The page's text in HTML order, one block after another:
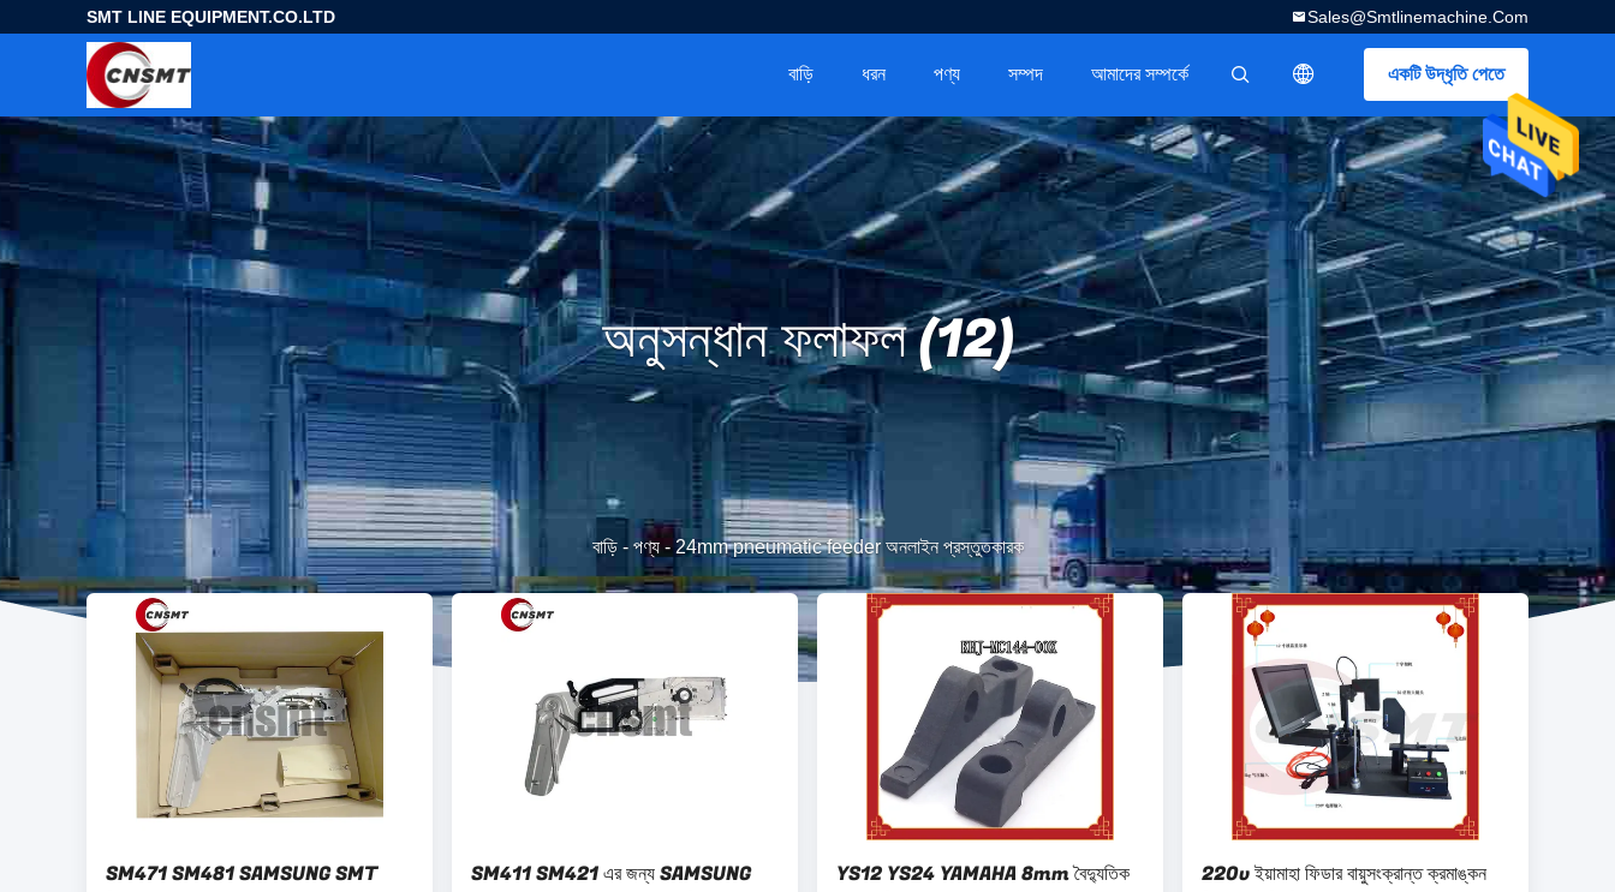
SMT LINE EQUIPMENT.CO.LTD Sales@smtlinemachine.com
একটি উদ্ধৃতি পেতে
描述
বাড়ি ধরন পণ্য সম্পদ আমাদের সম্পর্কে
অনুসন্ধান ফলাফল (12)
বাড়ি- পণ্য-24mm pneumatic feeder অনলাইন প্রস্তুতকারক
SM471 SM481 SAMSUNG SMT
SM411 SM421 এর জন্য SAMSUNG
YS12 YS24 YAMAHA 8mm বৈদ্যুতিক
220v ইয়ামাহা ফিডার বায়ুসংক্রান্ত ক্রমাঙ্কন